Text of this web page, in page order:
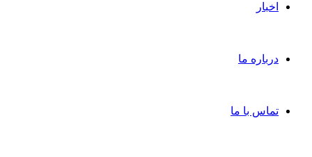
اخبار
درباره ما
تماس با ما